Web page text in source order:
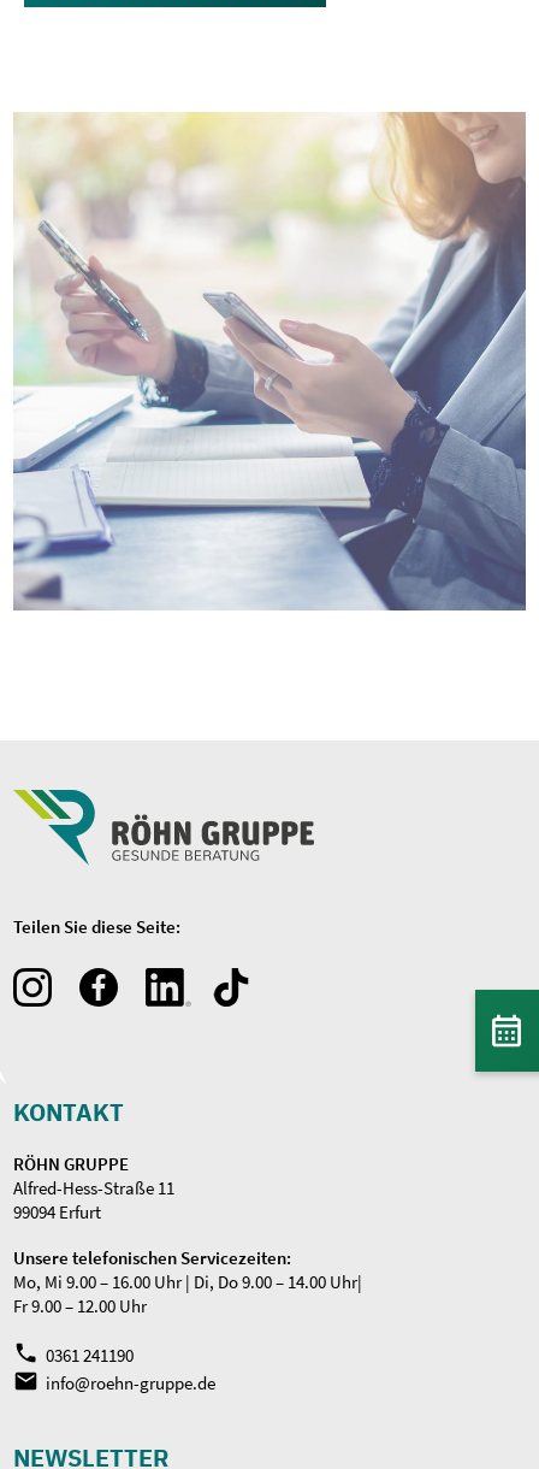
Teilen Sie diese Seite:
KONTAKT
RÖHN GRUPPE
Alfred-Hess-Straße 11
99094 Erfurt
Unsere telefonischen Servicezeiten:
Mo, Mi 9.00 – 16.00 Uhr | Di, Do 9.00 – 14.00 Uhr|
Fr 9.00 – 12.00 Uhr
0361 241190
info@roehn-gruppe.de
NEWSLETTER